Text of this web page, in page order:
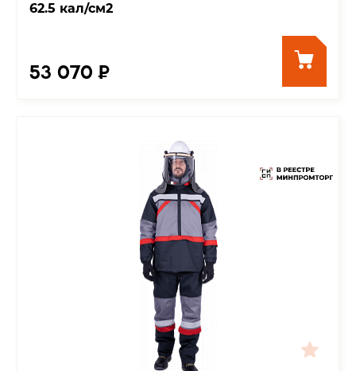
62.5 кал/см2
53 070 ₽